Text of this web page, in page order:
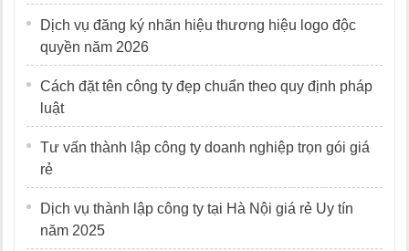
Dịch vụ đăng ký nhãn hiệu thương hiệu logo độc
quyền năm 2026
Cách đặt tên công ty đẹp chuẩn theo quy định pháp
luật
Tư vấn thành lập công ty doanh nghiệp trọn gói giá
rẻ
Dịch vụ thành lập công ty tại Hà Nội giá rẻ Uy tín
năm 2025